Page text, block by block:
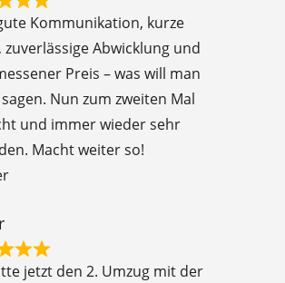
R
d
5
t
o
f
Kommunikation, kurze
zuverlässige Abwicklung und
Preis – was will man
Nun zum zweiten Mal
und immer wieder sehr
Macht weiter so!
R
jetzt den 2. Umzug mit der